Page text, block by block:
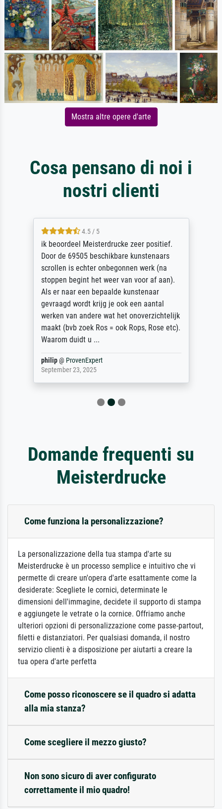
Mostra altre opere d'arte
Cosa pensano di noi i
nostri clienti
4.5 / 5
ik beoordeel Meisterdrucke zeer positief.
Door de 69505 beschikbare kunstenaars
scrollen is echter onbegonnen werk (na
stoppen begint het weer van voor af aan).
Als er naar een bepaalde kunstenaar
gevraagd wordt krijg je ook een aantal
werken van andere wat het onoverzichtelijk
maakt (bvb zoek Ros = ook Rops, Rose etc).
Waarom duidt u ...
philip@ ProvenExpert
September 23, 2025
Domande frequenti su
Meisterdrucke
Come funziona la personalizzazione?
La personalizzazione della tua stampa d'arte su
Meisterdrucke è un processo semplice e intuitivo che vi
permette di creare un'opera d'arte esattamente come la
desiderate: Scegliete le cornici, determinate le
dimensioni dell'immagine, decidete il supporto di stampa
e aggiungete le vetrate o la cornice. Offriamo anche
ulteriori opzioni di personalizzazione come passe-partout,
filetti e distanziatori. Per qualsiasi domanda, il nostro
servizio clienti è a disposizione per aiutarti a creare la
tua opera d'arte perfetta
Come posso riconoscere se il quadro si adatta
alla mia stanza?
Come scegliere il mezzo giusto?
Non sono sicuro di aver configurato
correttamente il mio quadro!